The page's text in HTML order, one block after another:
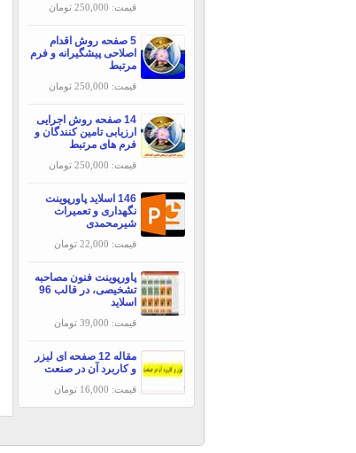
قیمت: 250,000 تومان
5 صفحه روش اقدام
اصلاحی پیشگیرانه و فرم
مرتبط
قیمت: 250,000 تومان
14 صفحه روش اجرایی
ارزیابی تامین کنندگان و
فرم های مرتبط
قیمت: 250,000 تومان
146 اسلاید پاورپوینت
نگهداری و تعمیرات
شیرمحمدی
قیمت: 22,000 تومان
پاورپوینت فنون مصاحبه
تشخیصی، در قالب 96
اسلاید
قیمت: 39,000 تومان
مقاله 12 صفحه ای لیزر
و کاربرد آن در صنعت
قیمت: 16,000 تومان